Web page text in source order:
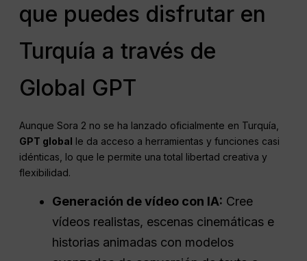
que puedes disfrutar en
Turquía a través de
Global GPT
Aunque Sora 2 no se ha lanzado oficialmente en Turquía,
GPT global le da acceso a herramientas y funciones casi
idénticas, lo que le permite una total libertad creativa y
flexibilidad.
Generación de vídeo con IA: Cree
vídeos realistas, escenas cinemáticas e
historias animadas con modelos